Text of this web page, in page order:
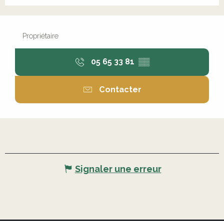
Propriétaire
05 65 33 81 ▒▒
Contacter
Signaler une erreur